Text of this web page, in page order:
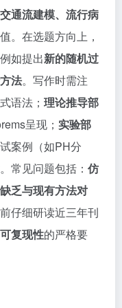
通流建模、流行病
。在选题方向上，
例如提出新的随机过
法。写作时需注
语法； 理论推导部
呈现； 实验部
案例（如PH分
常见问题包括： 仿
缺乏与现有方法对
仔细研读近三年刊
复现性的严格要